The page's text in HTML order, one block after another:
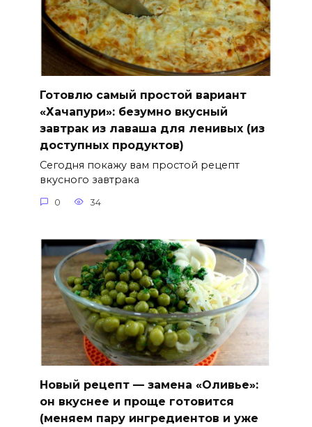
Готовлю самый простой вариант
«Хачапури»: безумно вкусный
завтрак из лаваша для ленивых (из
доступных продуктов)
Сегодня покажу вам простой рецепт
вкусного завтрака
0 34
Новый рецепт — замена «Оливье»:
он вкуснее и проще готовится
(меняем пару ингредиентов и уже